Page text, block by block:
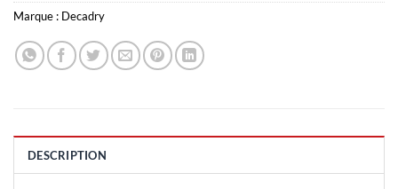
Marque : Decadry
DESCRIPTION